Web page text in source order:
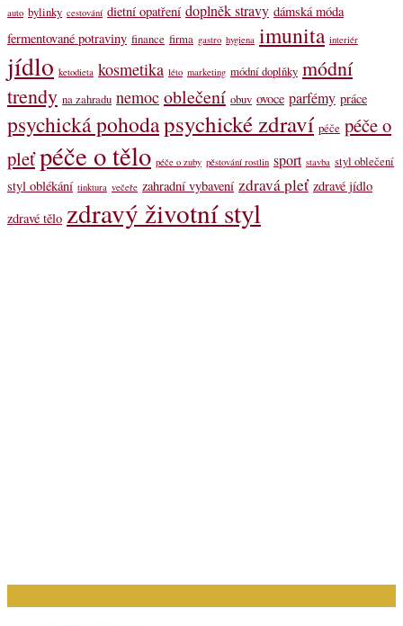
auto bylinky cestování dietní opatření doplněk stravy dámská móda
fermentované potraviny finance firma gastro hygiena imunita interiér
jídlo ketodieta kosmetika léto marketing módní doplňky módní
trendy na zahradu nemoc oblečení obuv ovoce parfémy práce
psychická pohodapsychické zdraví péče péče o
pleťpéče o tělo péče o zuby pěstování rostlin sport stavba styl oblečení
styl oblékání tinktura večeře zahradní vybavení zdravá pleť zdravé jídlo
zdravé tělo zdravý životní styl